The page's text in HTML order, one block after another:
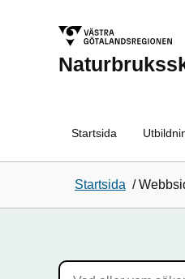
Startsida
Startsida /
Sökfält